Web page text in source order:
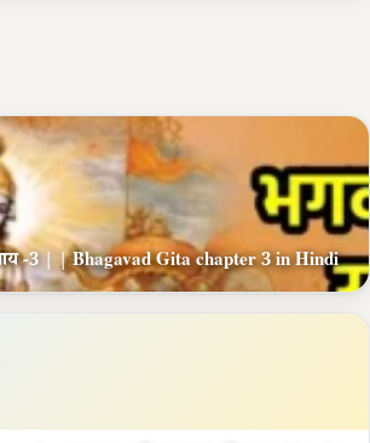
-3 | | Bhagavad Gita chapter 3 in Hindi